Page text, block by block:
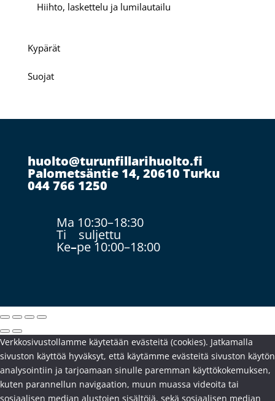
Hiihto, laskettelu ja lumilautailu
Kypärät
Suojat
huolto@turunfillarihuolto.fi
Palometsäntie 14, 20610 Turku
044 766 1250
Ma 10:30–18:30
Ti suljettu
Ke–pe 10:00–18:00
Verkkosivustollamme käytetään evästeitä (cookies). Jatkamalla
sivuston käyttöä hyväksyt, että käytämme evästeitä sivuston käytön
analysointiin ja tarjoamaan sinulle paremman käyttökokemuksen,
kuten parannellun navigaation, muun muassa videoita tai
sosiaalisen median alustojen sisältöjä, sekä sosiaalisen median